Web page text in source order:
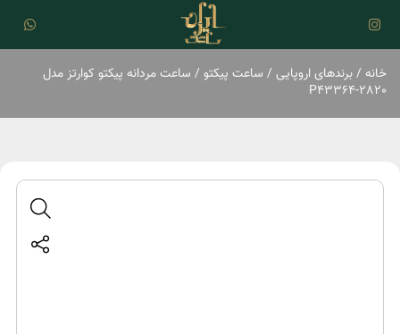
خانه /برند‌های اروپایی / ساعت پیکتو / ساعت مردانه پیکتو کوارتز مدل
P43364-2820